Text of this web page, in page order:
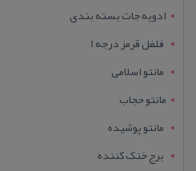
ادویه جات بسته بندی
فلفل قرمز درجه 1
مانتو اسلامی
مانتو حجاب
مانتو پوشیده
برج خنک کننده